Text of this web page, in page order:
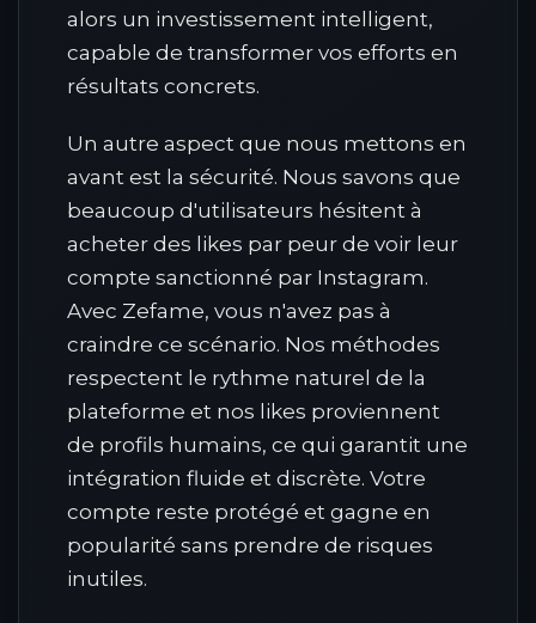
alors un investissement intelligent,
capable de transformer vos efforts en
résultats concrets.
Un autre aspect que nous mettons en
avant est la sécurité. Nous savons que
beaucoup d'utilisateurs hésitent à
acheter des likes par peur de voir leur
compte sanctionné par Instagram.
Avec Zefame, vous n'avez pas à
craindre ce scénario. Nos méthodes
respectent le rythme naturel de la
plateforme et nos likes proviennent
de profils humains, ce qui garantit une
intégration fluide et discrète. Votre
compte reste protégé et gagne en
popularité sans prendre de risques
inutiles.